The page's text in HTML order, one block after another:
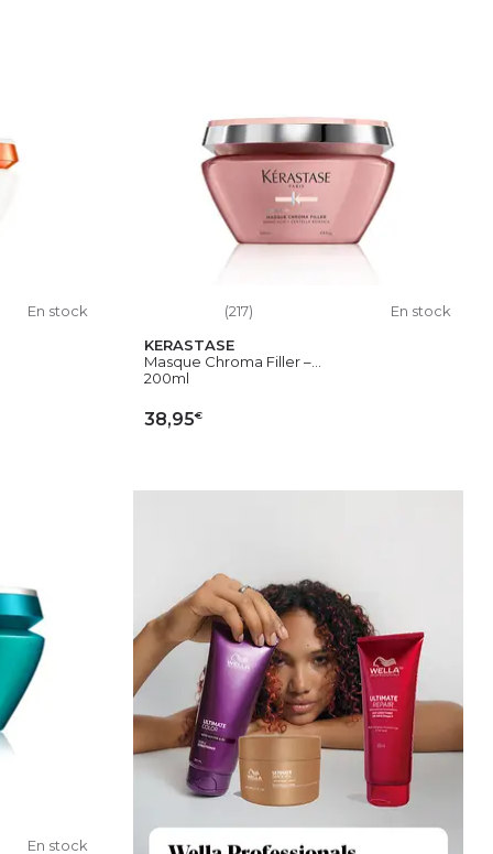
En stock (217)
En stock
KERASTASE
Masque Chroma Filler –...
200ml
38,95€
En stock